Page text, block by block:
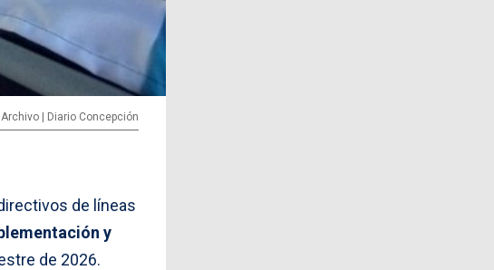
| Diario Concepción
de líneas
y
de 2026.